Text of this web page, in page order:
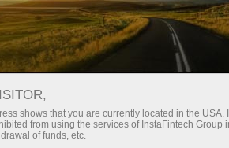
З InstaForex ви отримуєте
Мінімальні спреди -
Бонус 30% на кожен
shows that you are currently located in the
from using the services of InstaFintech
of funds, etc.